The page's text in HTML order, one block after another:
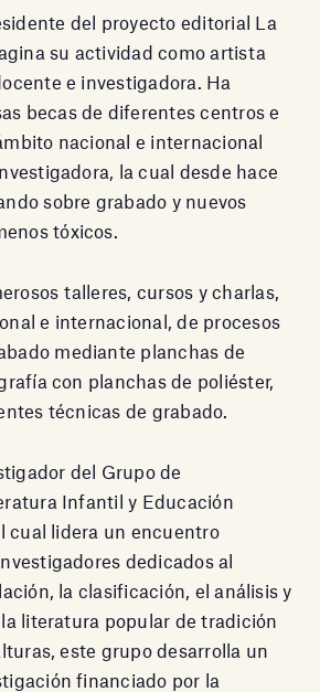
del proyecto editorial La
su actividad como artista
e investigadora. Ha
becas de diferentes centros e
nacional e internacional
la cual desde hace
sobre grabado y nuevos
tóxicos.
talleres, cursos y charlas,
e internacional, de procesos
mediante planchas de
con planchas de poliéster,
técnicas de grabado.
del Grupo de
Infantil y Educación
cual lidera un encuentro
dedicados al
la clasificación, el análisis y
literatura popular de tradición
este grupo desarrolla un
financiado por la